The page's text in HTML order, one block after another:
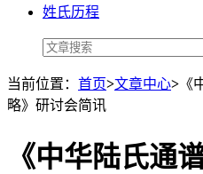
姓氏历程
当前位置： 首页>文章中心> 《
略》研讨会简讯
《中华陆氏通